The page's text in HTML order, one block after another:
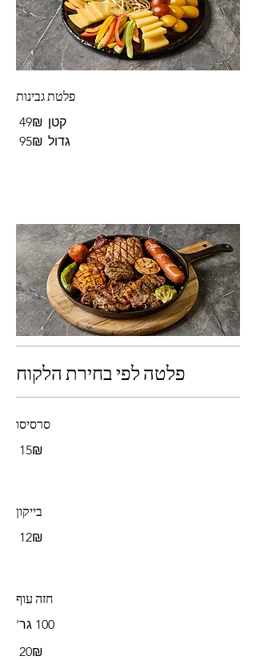
פלטת גבינות
קטן ‏49 ‏₪
גדול ‏95 ‏₪
פלטה לפי בחירת הלקוח
סרסיסו
‏15 ‏₪
בייקון
‏12 ‏₪
חזה עוף
100 גר'
‏20 ‏₪